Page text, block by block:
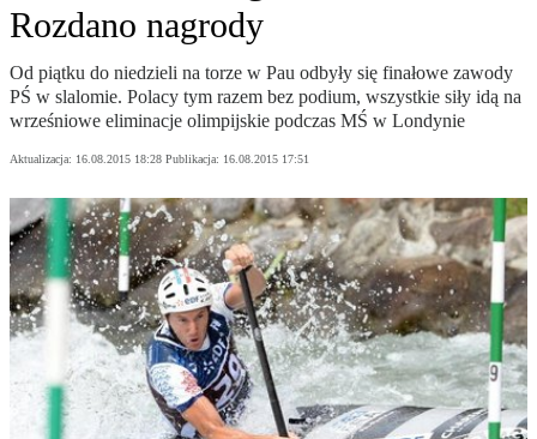
Rozdano nagrody
Od piątku do niedzieli na torze w Pau odbyły się finałowe zawody
PŚ w slalomie. Polacy tym razem bez podium, wszystkie siły idą na
wrześniowe eliminacje olimpijskie podczas MŚ w Londynie
Aktualizacja: 16.08.2015 18:28 Publikacja: 16.08.2015 17:51